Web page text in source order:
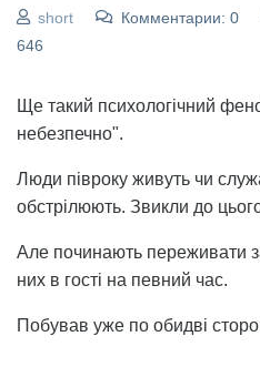
short
Комментарии: 0
646
Ще такий психологічний
небезпечно".
Люди півроку живуть чи
обстрілюють. Звикли до
Але починають переживати
них в гості на певний час.
Побував уже по обидві